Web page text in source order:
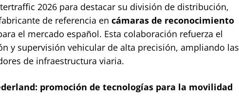
2026 para destacar su división de distribución,
de referencia en cámaras de reconocimiento
el mercado español. Esta colaboración refuerza el
y supervisión vehicular de alta precisión, ampliando las
de infraestructura viaria.
promoción de tecnologías para la movilidad